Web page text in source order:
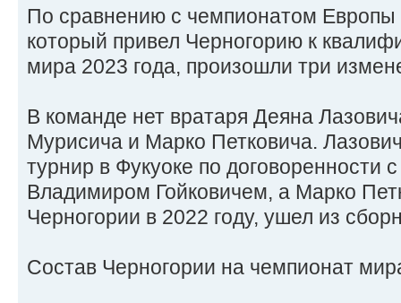
По сравнению с чемпионатом Европы
который привел Черногорию к
мира 2023 года, произошли три
В команде нет вратаря Деяна
Мурисича и Марко Петковича.
турнир в Фукуоке по договоренности
Владимиром Гойковичем, а Марко
Черногории в 2022 году, ушел из
Состав Черногории на чемпионат